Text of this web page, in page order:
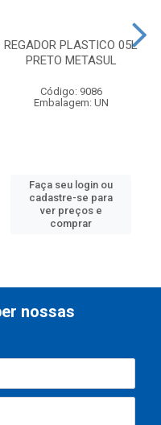
REGADOR PLASTICO 05L
PRETO METASUL
Código: 9086
Embalagem: UN
Faça seu login ou
cadastre-se para
ver preços e
comprar
nossas